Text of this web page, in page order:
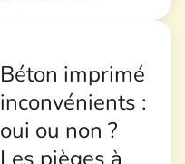
Béton imprimé
inconvénients :
oui ou non ?